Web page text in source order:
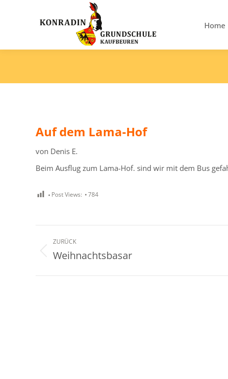
Home
Auf dem Lama-Hof
von Denis E.
Beim Ausflug zum Lama-Hof. sind wir mit dem Bus
Post Views: 784
Kommentarnavigation
ZURÜCK
Vorheriger
Weihnachtsbasar